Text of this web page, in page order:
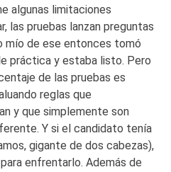
algunas limitaciones
las pruebas lanzan preguntas
mío de ese entonces tomó
práctica y estaba listo. Pero
de las pruebas es
reglas que
y que simplemente son
Y si el candidato tenía
gigante de dos cabezas),
enfrentarlo. Además de